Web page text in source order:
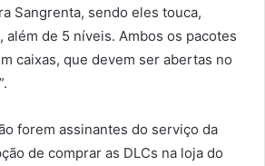
Sangrenta, sendo eles touca,
além de 5 níveis. Ambos os pacotes
caixas, que devem ser abertas no
forem assinantes do serviço da
de comprar as DLCs na loja do